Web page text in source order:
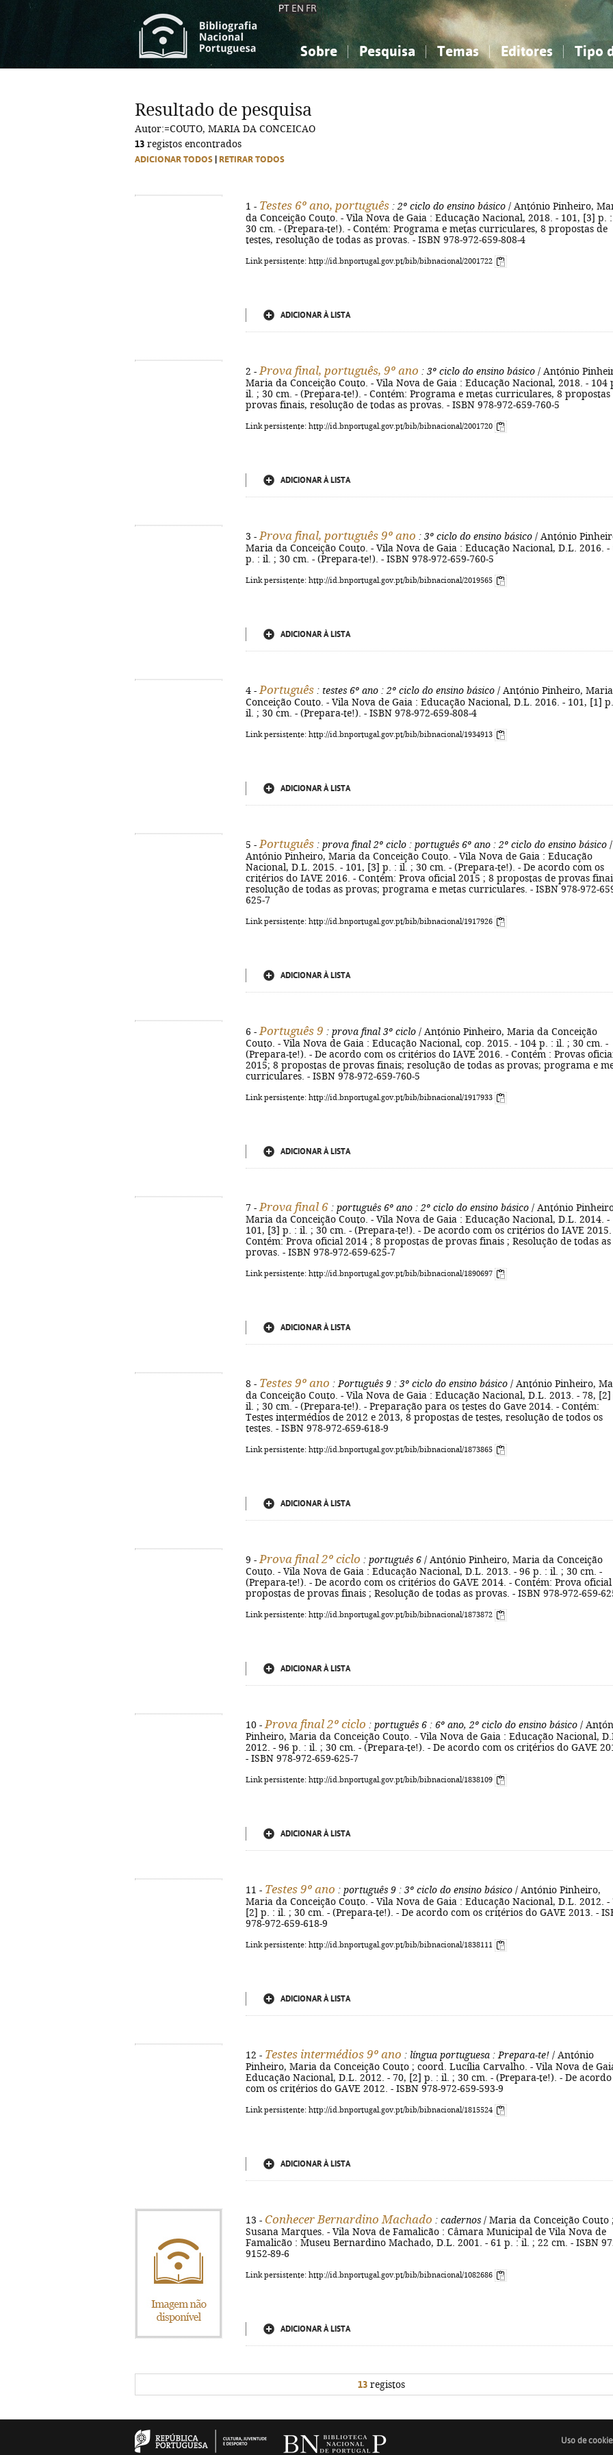
PT EN FR
Sobre Pesquisa Temas
Ciências sociais...
Editores Tipo
Ciências sociais...
Resultado de pesquisa
Autor:=COUTO, MARIA DA CONCEICAO
13 registos encontrados
ADICIONAR TODOS RETIRAR TODOS
1 - Testes 6º ano, português : 2º ciclo do ensino básico / António Pinheiro,
da Conceição Couto. - Vila Nova de Gaia : Educação Nacional, 2018. - 101, [3] p.
30 cm. - (Prepara-te!). - Contém: Programa e metas curriculares, 8 propostas de
testes, resolução de todas as provas. - ISBN 978-972-659-808-4
Link persistente: http://id.bnportugal.gov.pt/bib/bibnacional/2001722
ADICIONAR À LISTA
2 - Prova final, português, 9º ano : 3º ciclo do ensino básico / António
Maria da Conceição Couto. - Vila Nova de Gaia : Educação Nacional, 2018. - 104
il. ; 30 cm. - (Prepara-te!). - Contém: Programa e metas curriculares, 8 propostas
provas finais, resolução de todas as provas. - ISBN 978-972-659-760-5
Link persistente: http://id.bnportugal.gov.pt/bib/bibnacional/2001720
ADICIONAR À LISTA
3 - Prova final, português 9º ano : 3º ciclo do ensino básico / António
Maria da Conceição Couto. - Vila Nova de Gaia : Educação Nacional, D.L. 2016. -
p. : il. ; 30 cm. - (Prepara-te!). - ISBN 978-972-659-760-5
Link persistente: http://id.bnportugal.gov.pt/bib/bibnacional/2019565
ADICIONAR À LISTA
4 - Português : testes 6º ano : 2º ciclo do ensino básico / António Pinheiro,
Conceição Couto. - Vila Nova de Gaia : Educação Nacional, D.L. 2016. - 101, [1]
il. ; 30 cm. - (Prepara-te!). - ISBN 978-972-659-808-4
Link persistente: http://id.bnportugal.gov.pt/bib/bibnacional/1934913
ADICIONAR À LISTA
5 - Português : prova final 2º ciclo : português 6º ano : 2º ciclo do ensino básico /
António Pinheiro, Maria da Conceição Couto. - Vila Nova de Gaia : Educação
Nacional, D.L. 2015. - 101, [3] p. : il. ; 30 cm. - (Prepara-te!). - De acordo com os
critérios do IAVE 2016. - Contém: Prova oficial 2015 ; 8 propostas de provas
resolução de todas as provas; programa e metas curriculares. - ISBN 978-972-
625-7
Link persistente: http://id.bnportugal.gov.pt/bib/bibnacional/1917926
ADICIONAR À LISTA
6 - Português 9 : prova final 3º ciclo / António Pinheiro, Maria da Conceição
Couto. - Vila Nova de Gaia : Educação Nacional, cop. 2015. - 104 p. : il. ; 30 cm. -
(Prepara-te!). - De acordo com os critérios do IAVE 2016. - Contém : Provas
2015; 8 propostas de provas finais; resolução de todas as provas; programa e
curriculares. - ISBN 978-972-659-760-5
Link persistente: http://id.bnportugal.gov.pt/bib/bibnacional/1917933
ADICIONAR À LISTA
7 - Prova final 6 : português 6º ano : 2º ciclo do ensino básico / António
Maria da Conceição Couto. - Vila Nova de Gaia : Educação Nacional, D.L. 2014. -
101, [3] p. : il. ; 30 cm. - (Prepara-te!). - De acordo com os critérios do IAVE 2015.
Contém: Prova oficial 2014 ; 8 propostas de provas finais ; Resolução de todas as
provas. - ISBN 978-972-659-625-7
Link persistente: http://id.bnportugal.gov.pt/bib/bibnacional/1890697
ADICIONAR À LISTA
8 - Testes 9º ano : Português 9 : 3º ciclo do ensino básico / António Pinheiro,
da Conceição Couto. - Vila Nova de Gaia : Educação Nacional, D.L. 2013. - 78, [2]
il. ; 30 cm. - (Prepara-te!). - Preparação para os testes do Gave 2014. - Contém:
Testes intermédios de 2012 e 2013, 8 propostas de testes, resolução de todos os
testes. - ISBN 978-972-659-618-9
Link persistente: http://id.bnportugal.gov.pt/bib/bibnacional/1873865
ADICIONAR À LISTA
9 - Prova final 2º ciclo : português 6 / António Pinheiro, Maria da Conceição
Couto. - Vila Nova de Gaia : Educação Nacional, D.L. 2013. - 96 p. : il. ; 30 cm. -
(Prepara-te!). - De acordo com os critérios do GAVE 2014. - Contém: Prova
propostas de provas finais ; Resolução de todas as provas. - ISBN 978-972-659-
Link persistente: http://id.bnportugal.gov.pt/bib/bibnacional/1873872
ADICIONAR À LISTA
10 - Prova final 2º ciclo : português 6 : 6º ano, 2º ciclo do ensino básico /
Pinheiro, Maria da Conceição Couto. - Vila Nova de Gaia : Educação Nacional,
2012. - 96 p. : il. ; 30 cm. - (Prepara-te!). - De acordo com os critérios do GAVE
- ISBN 978-972-659-625-7
Link persistente: http://id.bnportugal.gov.pt/bib/bibnacional/1838109
ADICIONAR À LISTA
11 - Testes 9º ano : português 9 : 3º ciclo do ensino básico / António Pinheiro,
Maria da Conceição Couto. - Vila Nova de Gaia : Educação Nacional, D.L. 2012. -
[2] p. : il. ; 30 cm. - (Prepara-te!). - De acordo com os critérios do GAVE 2013. -
978-972-659-618-9
Link persistente: http://id.bnportugal.gov.pt/bib/bibnacional/1838111
ADICIONAR À LISTA
12 - Testes intermédios 9º ano : língua portuguesa : Prepara-te! / António
Pinheiro, Maria da Conceição Couto ; coord. Lucília Carvalho. - Vila Nova de
Educação Nacional, D.L. 2012. - 70, [2] p. : il. ; 30 cm. - (Prepara-te!). - De acordo
com os critérios do GAVE 2012. - ISBN 978-972-659-593-9
Link persistente: http://id.bnportugal.gov.pt/bib/bibnacional/1815524
ADICIONAR À LISTA
13 - Conhecer Bernardino Machado : cadernos / Maria da Conceição Couto
Susana Marques. - Vila Nova de Famalicão : Câmara Municipal de Vila Nova de
Famalicão : Museu Bernardino Machado, D.L. 2001. - 61 p. : il. ; 22 cm. - ISBN
9152-89-6
Link persistente: http://id.bnportugal.gov.pt/bib/bibnacional/1082686
ADICIONAR À LISTA
13registos
Uso de